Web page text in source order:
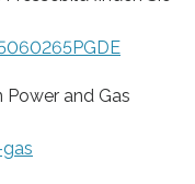
and Gas